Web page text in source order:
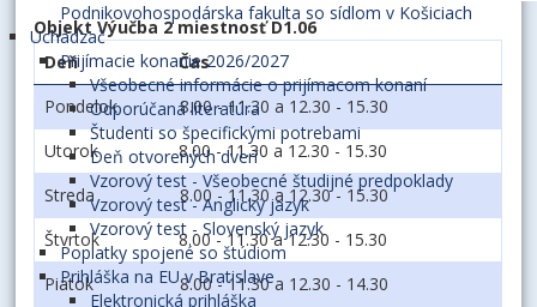
Podnikovohospodárska fakulta so sídlom v Košiciach
Uchádzač
Prijímacie konanie 2026/2027
Všeobecné informácie o prijímacom konaní
Odporúčaná literatúra
Študenti so špecifickými potrebami
Deň otvorených dverí
Vzorový test - Všeobecné študijné predpoklady
Vzorový test - Anglický jazyk
Vzorový test - Slovenský jazyk
Poplatky spojené so štúdiom
Prihláška na EU v Bratislave
Elektronická prihláška
Objekt Výučba 2 miestnosť D1.06
Deň
Čas
Pondelok
8.00 - 11.30 a 12.30 - 15.30
Utorok
8.00 - 11.30 a 12.30 - 15.30
Streda
8.00 - 11.30 a 12.30 - 15.30
Štvrtok
8.00 - 11.30 a 12.30 - 15.30
Piatok
8.00 - 11.30 a 12.30 - 14.30